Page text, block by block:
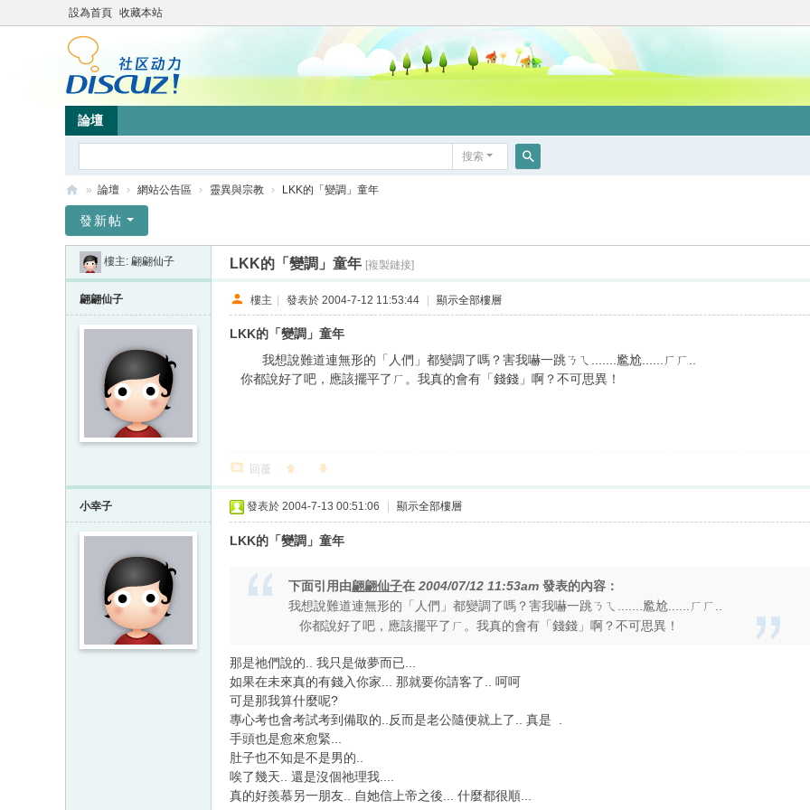
設為首頁 收藏本站
論壇
搜索
竹
» 論壇 › 網站公告區 › 靈異與宗教 › LKK的「變調」童年
發新帖
樓主: 翩翩仙子 LKK的「變調」童年 [複製鏈接]
翩翩仙子 樓主 | 發表於 2004-7-12 11:53:44 | 顯示全部樓層
LKK的「變調」童年
我想說難道連無形的「人們」都變調了嗎？害我嚇一跳ㄋㄟ.......尷尬......ㄏㄏ..
你都說好了吧，應該擺平了ㄏ。我真的會有「錢錢」啊？不可思異！
回覆
小幸子 發表於 2004-7-13 00:51:06 顯示全部樓層
LKK的「變調」童年
下面引用由翩翩仙子在 2004/07/12 11:53am 發表的內容：
我想說難道連無形的「人們」都變調了嗎？害我嚇一跳ㄋㄟ.......尷尬......ㄏㄏ..
你都說好了吧，應該擺平了ㄏ。我真的會有「錢錢」啊？不可思異！
那是祂們說的.. 我只是做夢而已...
如果在未來真的有錢入你家... 那就要你請客了.. 呵呵
可是那我算什麼呢?
專心考也會考試考到備取的..反而是老公隨便就上了.. 真是
手頭也是愈來愈緊...
肚子也不知是不是男的..
唉了幾天.. 還是沒個祂理我....
真的好羨慕另一朋友.. 自她信上帝之後... 什麼都很順...